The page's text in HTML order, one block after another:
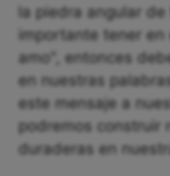
la piedra angular
importante tener
amo", entonces
en nuestras
este mensaje a
podremos construir
duraderas en